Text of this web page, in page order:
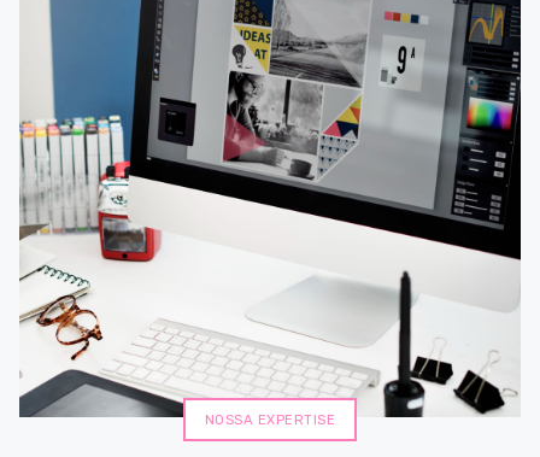
NOSSA EXPERTISE